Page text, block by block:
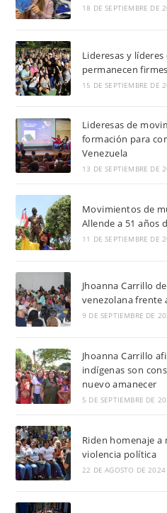
18 DE SEPTIEMBRE DE
Lideresas y
permanecen
15 DE SEPTIEMBRE DE
Lideresas de
formación para
Venezuela
13 DE SEPTIEMBRE DE
Movimientos de
Allende a 51 años
11 DE SEPTIEMBRE DE
Jhoanna Carrillo
venezolana frente
9 DE SEPTIEMBRE DE
Jhoanna Carrillo
indígenas son
nuevo amanecer
5 DE SEPTIEMBRE DE
Riden homenaje a
violencia política
22 DE AGOSTO DE 2024